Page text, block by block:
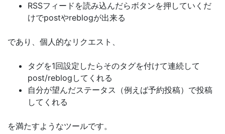
RSSフィードを読み込んだらボタンを押していくだ
けでpostやreblogが出来る
であり、個人的なリクエスト、
タグを1回設定したらそのタグを付けて連続して
post/reblogしてくれる
自分が望んだステータス（例えば予約投稿）で投稿
してくれる
を満たすようなツールです。